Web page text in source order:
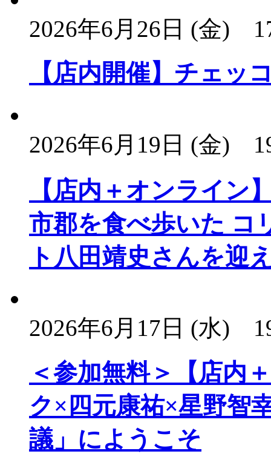
2026年6月26日 (金)
【店内開催】チェ
2026年6月19日 (金)
【店内＋オンライ
市郡を食べ歩いた コ
ト八田靖史さんを迎
2026年6月17日 (水)
＜参加無料＞【店内
ク×四元康祐×星野智
議」にようこそ